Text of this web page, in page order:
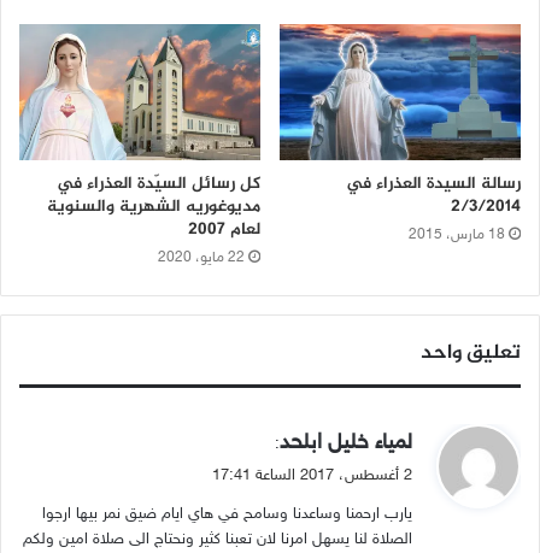
رسالة السيدة العذراء في
2/3/2014
18 مارس، 2015
كل رسائل السيّدة العذراء في
مديوغوريه الشهرية والسنوية
لعام 2007
22 مايو، 2020
تعليق واحد
ي
ق
ل
لمياء خليل ابلحد:
2 أغسطس، 2017 الساعة 17:41
يارب ارحمنا وساعدنا وسامح في هاي ايام ضيق نمر بيها ارجوا
الصلاة لنا يسهل امرنا لان تعبنا كثير ونحتاج الى صلاة امين ولكم